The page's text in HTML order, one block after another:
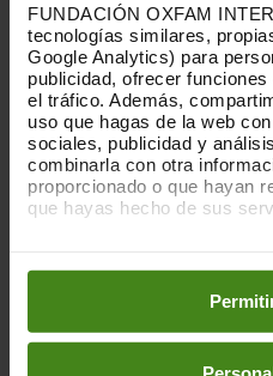
FUNDACIÓN OXFAM
tecnologías similares,
Google Analytics) para
publicidad, ofrecer
el tráfico. Además,
uso que hagas de la web
sociales, publicidad y
combinarla con otra
proporcionado o que hayan
que hayas hecho de sus
preferencias accediendo a
en los botones facilitados a
fisioterapia o
tratamiento
personas que no
cifra roza el 70 %.De
han afrontado
cifras aumentan aún
las personas
menor nivel
El año pasado,
significativos en la
ropa y calzado, y
que ha tenido que